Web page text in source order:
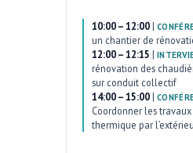
10:00 – 12:00 |
un chantier de
12:00 – 12:15 |
rénovation des
sur conduit collectif
14:00 – 15:00 |
Coordonner les travaux
thermique par